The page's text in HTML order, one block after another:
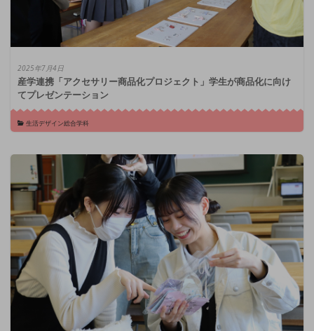
2025年7月4日
産学連携「アクセサリー商品化プロジェクト」学生が商品化に向け
てプレゼンテーション
生活デザイン総合学科